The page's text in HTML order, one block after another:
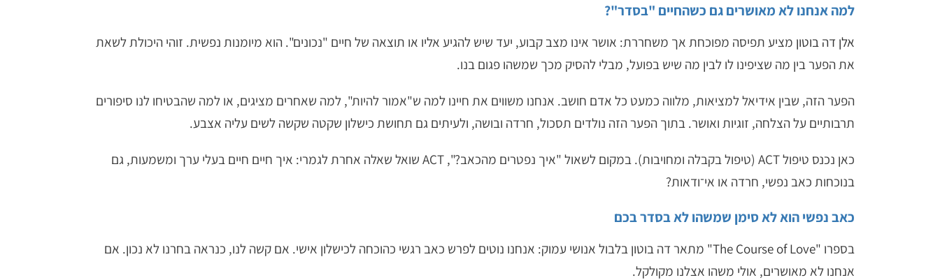
למה אנחנו לא מאושרים גם כשהחיים "בסדר"?
אלן דה בוטון מציע תפיסה מפוכחת אך משחררת: אושר אינו מצב קבוע, יעד שיש להגיע אליו או תוצאה של חיים "נכונים". הוא מיומנות נפשית. זוהי היכולת לשאת
את הפער בין מה שציפינו לו לבין מה שיש בפועל, מבלי להסיק מכך שמשהו פגום בנו.
הפער הזה, שבין אידיאל למציאות, מלווה כמעט כל אדם חושב. אנחנו משווים את חיינו למה ש"אמור להיות", למה שאחרים מציגים, או למה שהבטיחו לנו סיפורים
תרבותיים על הצלחה, זוגיות ואושר. בתוך הפער הזה נולדים תסכול, חרדה ובושה, ולעיתים גם תחושת כישלון שקטה שקשה לשים עליה אצבע.
כאן נכנס טיפול ACT (טיפול בקבלה ומחויבות). במקום לשאול "איך נפטרים מהכאב?", ACT שואל שאלה אחרת לגמרי: איך חיים חיים בעלי ערך ומשמעות, גם
בנוכחות כאב נפשי, חרדה או אי־ודאות?
כאב נפשי הוא לא סימן שמשהו לא בסדר בכם
בספרו "The Course of Love" מתאר דה בוטון בלבול אנושי עמוק: אנחנו נוטים לפרש כאב רגשי כהוכחה לכישלון אישי. אם קשה לנו, כנראה בחרנו לא נכון. אם
אנחנו לא מאושרים, אולי משהו אצלנו מקולקל.